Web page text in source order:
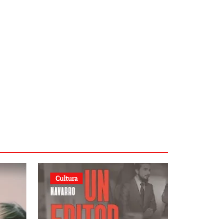
Cultura